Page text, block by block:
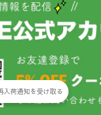
入荷通知を受け取る